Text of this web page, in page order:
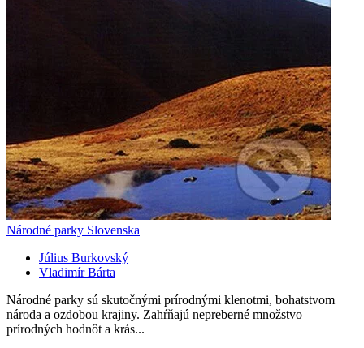
Národné parky Slovenska
Július Burkovský
Vladimír Bárta
Národné parky sú skutočnými prírodnými klenotmi, bohatstvom
národa a ozdobou krajiny. Zahŕňajú nepreberné množstvo
prírodných hodnôt a krás...